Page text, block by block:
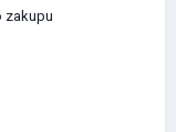
zakupu